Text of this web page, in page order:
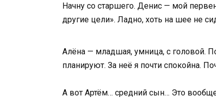
Начну со старшего. Денис — мой
другие цели». Ладно, хоть на шее не
Алёна — младшая, умница, с головой.
планируют. За неё я почти спокойна.
А вот Артём… средний сын… Это